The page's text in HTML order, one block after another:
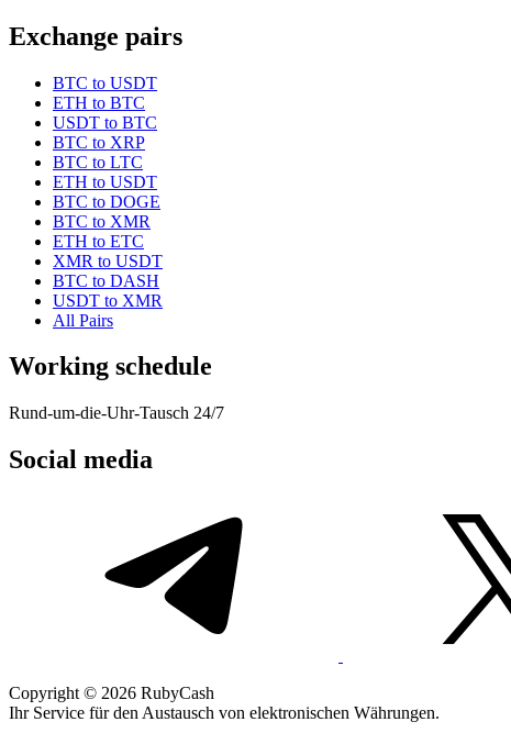
Exchange pairs
BTC to USDT
ETH to BTC
USDT to BTC
BTC to XRP
BTC to LTC
ETH to USDT
BTC to DOGE
BTC to XMR
ETH to ETC
XMR to USDT
BTC to DASH
USDT to XMR
All Pairs
Working schedule
Rund-um-die-Uhr-Tausch 24/7
Social media
Copyright © 2026 RubyCash
Ihr Service für den Austausch von elektronischen Währungen.